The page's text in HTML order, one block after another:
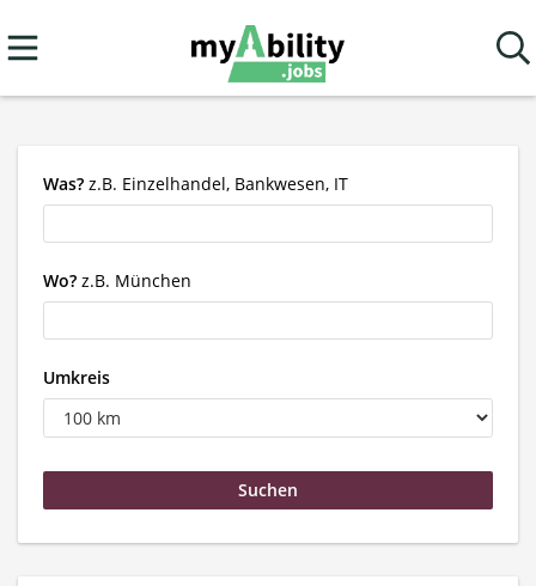
Was? z.B. Einzelhandel, Bankwesen, IT
Wo? z.B. München
Umkreis